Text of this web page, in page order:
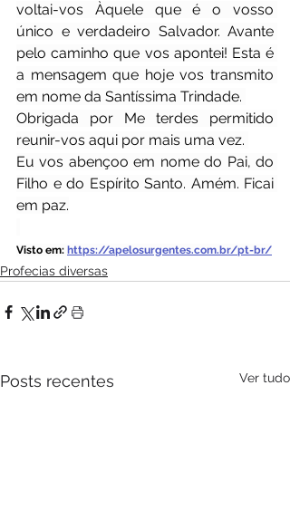
voltai-vos Àquele que é o vosso
único e verdadeiro Salvador. Avante
pelo caminho que vos apontei! Esta é
a mensagem que hoje vos transmito
em nome da Santíssima Trindade.
Obrigada por Me terdes permitido
reunir-vos aqui por mais uma vez.
Eu vos abençoo em nome do Pai, do
Filho e do Espírito Santo. Amém. Ficai
em paz.
Visto em: https://apelosurgentes.com.br/pt-br/
Profecias diversas
Posts recentes Ver tudo